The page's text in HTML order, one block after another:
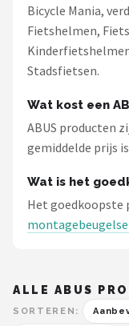
Bicycle Mania,
Fietshelmen,
Stadsfietsen.
Wat kost een
ABUS producten
gemiddelde prijs is
Wat is het
Het goedkoopste
ALLE ABUS
SORTEREN: